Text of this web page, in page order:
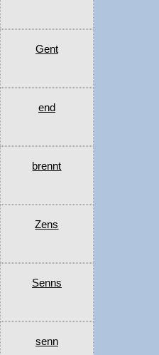
Gent
end
brennt
Zens
Senns
senn